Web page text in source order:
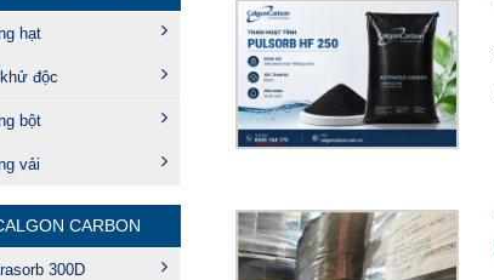
hạt
độc
bột
vải
CARBON
300D